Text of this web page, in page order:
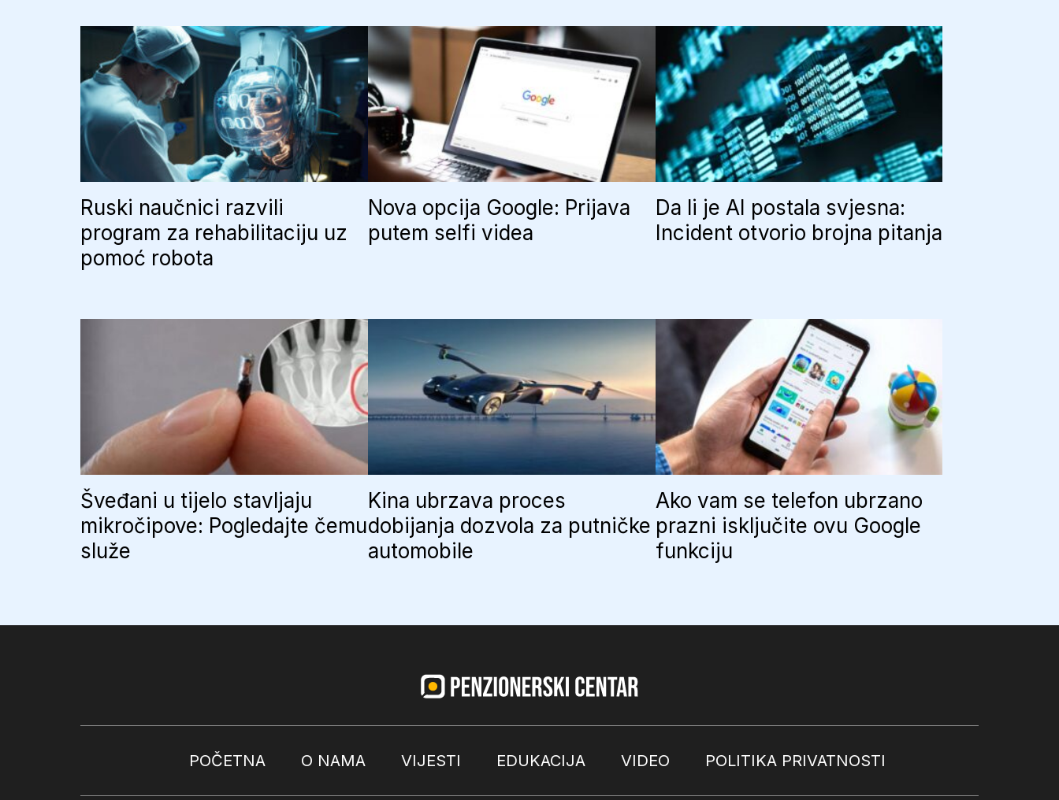
Ruski naučnici razvili
program za rehabilitaciju uz
pomoć robota
Nova opcija Google: Prijava
putem selfi videa
Da li je AI postala svjesna:
Incident otvorio brojna pitanja
Šveđani u tijelo stavljaju
mikročipove: Pogledajte čemu
služe
Kina ubrzava proces
dobijanja dozvola za putničke
automobile
Ako vam se telefon ubrzano
prazni isključite ovu Google
funkciju
POČETNA O NAMA VIJESTI EDUKACIJA VIDEO POLITIKA PRIVATNOSTI